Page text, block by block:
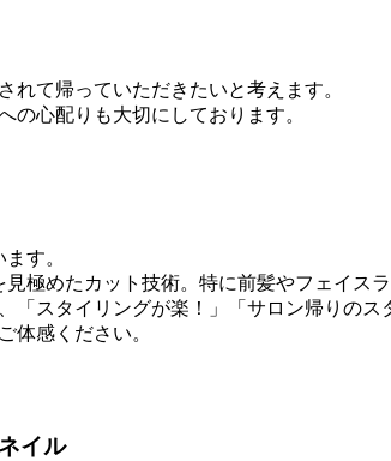
て帰っていただきたいと考えます。
の心配りも大切にしております。
す。
極めたカット技術。特に前髪やフェイス
スタイリングが楽！」「サロン帰りの
体感ください。
イル